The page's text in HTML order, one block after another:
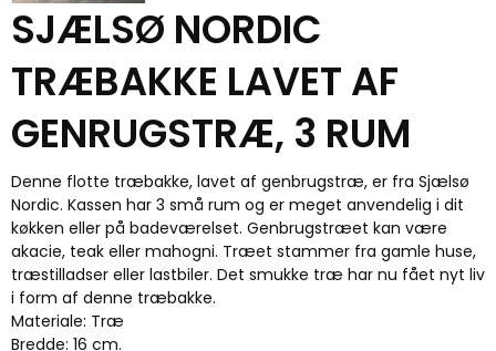
SJÆLSØ NORDIC
TRÆBAKKE LAVET AF
GENRUGSTRÆ, 3 RUM
Denne flotte træbakke, lavet af genbrugstræ, er fra Sjælsø
Nordic. Kassen har 3 små rum og er meget anvendelig i dit
køkken eller på badeværelset. Genbrugstræet kan være
akacie, teak eller mahogni. Træet stammer fra gamle huse,
træstilladser eller lastbiler. Det smukke træ har nu fået nyt liv
i form af denne træbakke.
Materiale: Træ
Bredde: 16 cm.